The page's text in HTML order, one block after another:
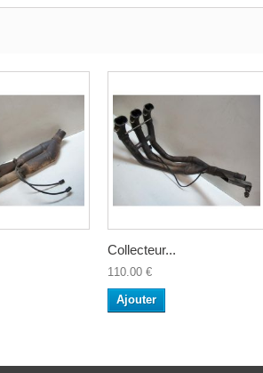
Collecteur...
110.00 €
Ajouter